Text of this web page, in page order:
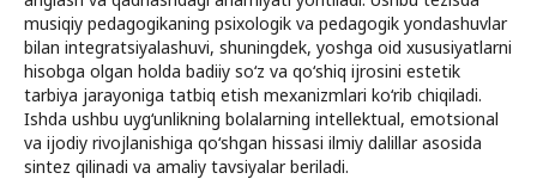
musiqiy pedagogikaning psixologik va pedagogik yondashuvlar
bilan integratsiyalashuvi, shuningdek, yoshga oid xususiyatlarni
hisobga olgan holda badiiy so‘z va qo‘shiq ijrosini estetik
tarbiya jarayoniga tatbiq etish mexanizmlari ko‘rib chiqiladi.
Ishda ushbu uyg‘unlikning bolalarning intellektual, emotsional
va ijodiy rivojlanishiga qo‘shgan hissasi ilmiy dalillar asosida
sintez qilinadi va amaliy tavsiyalar beriladi.